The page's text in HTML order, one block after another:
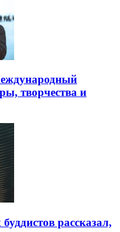
творчества и
рассказал,